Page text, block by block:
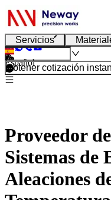
Servicios
Español
Obtener cotización
Proveedor
Sistemas de
Aleaciones